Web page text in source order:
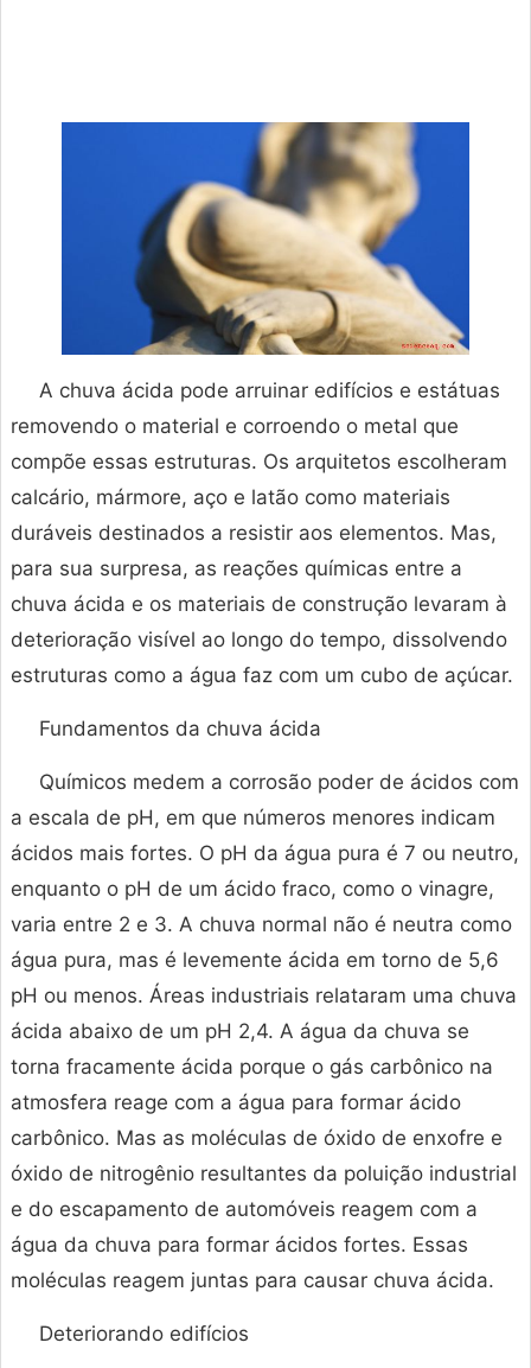
A chuva ácida pode arruinar edifícios e estátuas
removendo o material e corroendo o metal que
compõe essas estruturas. Os arquitetos escolheram
calcário, mármore, aço e latão como materiais
duráveis ​​destinados a resistir aos elementos. Mas,
para sua surpresa, as reações químicas entre a
chuva ácida e os materiais de construção levaram à
deterioração visível ao longo do tempo, dissolvendo
estruturas como a água faz com um cubo de açúcar.
Fundamentos da chuva ácida
Químicos medem a corrosão poder de ácidos com
a escala de pH, em que números menores indicam
ácidos mais fortes. O pH da água pura é 7 ou neutro,
enquanto o pH de um ácido fraco, como o vinagre,
varia entre 2 e 3. A chuva normal não é neutra como
água pura, mas é levemente ácida em torno de 5,6
pH ou menos. Áreas industriais relataram uma chuva
ácida abaixo de um pH 2,4. A água da chuva se
torna fracamente ácida porque o gás carbônico na
atmosfera reage com a água para formar ácido
carbônico. Mas as moléculas de óxido de enxofre e
óxido de nitrogênio resultantes da poluição industrial
e do escapamento de automóveis reagem com a
água da chuva para formar ácidos fortes. Essas
moléculas reagem juntas para causar chuva ácida.
Deteriorando edifícios